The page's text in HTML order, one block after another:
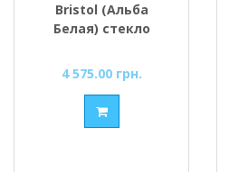
Bristol (Альба
Белая) стекло
4 575.00 грн.